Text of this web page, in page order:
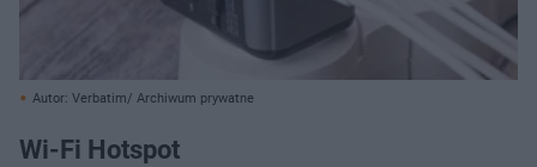
Autor: Verbatim/ Archiwum prywatne
Wi-Fi Hotspot